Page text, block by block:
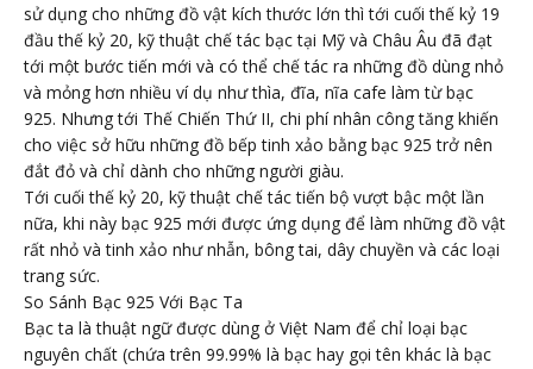
sử dụng cho những đồ vật kích thước lớn thì tới cuối thế kỷ 19
đầu thế kỷ 20, kỹ thuật chế tác bạc tại Mỹ và Châu Âu đã đạt
tới một bước tiến mới và có thể chế tác ra những đồ dùng nhỏ
và mỏng hơn nhiều ví dụ như thìa, đĩa, nĩa cafe làm từ bạc
925. Nhưng tới Thế Chiến Thứ II, chi phí nhân công tăng khiến
cho việc sở hữu những đồ bếp tinh xảo bằng bạc 925 trở nên
đắt đỏ và chỉ dành cho những người giàu.
Tới cuối thế kỷ 20, kỹ thuật chế tác tiến bộ vượt bậc một lần
nữa, khi này bạc 925 mới được ứng dụng để làm những đồ vật
rất nhỏ và tinh xảo như nhẫn, bông tai, dây chuyền và các loại
trang sức.
So Sánh Bạc 925 Với Bạc Ta
Bạc ta là thuật ngữ được dùng ở Việt Nam để chỉ loại bạc
nguyên chất (chứa trên 99.99% là bạc hay gọi tên khác là bạc